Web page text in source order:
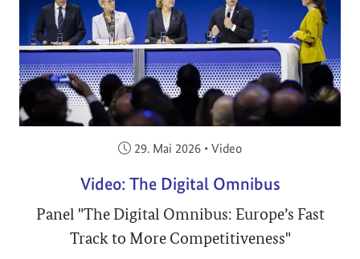
Veröffentlicht am:
29. Mai 2026 • Video
Video: The Digital Omnibus
Panel "The Digital Omnibus: Europe’s Fast
Track to More Competitiveness"